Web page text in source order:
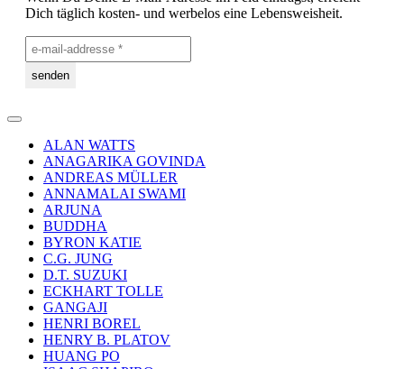
Dich täglich kosten- und werbelos eine Lebensweisheit.
ALAN WATTS
ANAGARIKA GOVINDA
ANDREAS MÜLLER
ANNAMALAI SWAMI
ARJUNA
BUDDHA
BYRON KATIE
C.G. JUNG
D.T. SUZUKI
ECKHART TOLLE
GANGAJI
HENRI BOREL
HENRY B. PLATOV
HUANG PO